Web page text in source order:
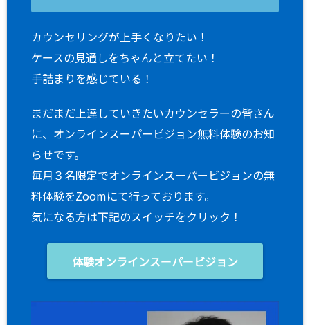
カウンセリングが上手くなりたい！
ケースの見通しをちゃんと立てたい！
手詰まりを感じている！
まだまだ上達していきたいカウンセラーの皆さん
に、オンラインスーパービジョン無料体験のお知
らせです。
毎月３名限定でオンラインスーパービジョンの無
料体験をZoomにて行っております。
気になる方は下記のスイッチをクリック！
体験オンラインスーパービジョン